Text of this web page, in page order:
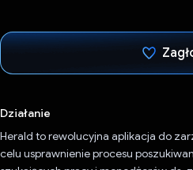
Działanie
Herald to rewolucyjna aplikacja do
celu usprawnienie procesu